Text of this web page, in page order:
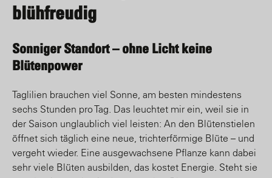
blühfreudig
Sonniger Standort – ohne Licht keine
Blütenpower
Taglilien brauchen viel Sonne, am besten mindestens
sechs Stunden pro Tag. Das leuchtet mir ein, weil sie in
der Saison unglaublich viel leisten: An den Blütenstielen
öffnet sich täglich eine neue, trichterförmige Blüte – und
vergeht wieder. Eine ausgewachsene Pflanze kann dabei
sehr viele Blüten ausbilden, das kostet Energie. Steht sie